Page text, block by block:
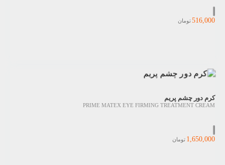
516,000تومان
کرم دور چشم پریم
PRIME MATEX EYE FIRMING TREATMENT CREAM
1,650,000 تومان